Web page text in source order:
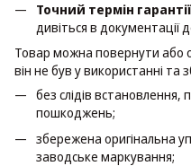
Точний термін
дивіться в документації
Товар можна повернути або
він не був у використанні та
без слідів встановлення,
пошкоджень;
збережена оригінальна
заводське маркування;